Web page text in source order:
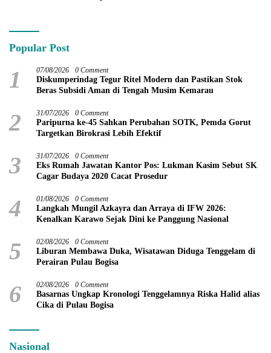
Popular Post
1 07/08/2026 0 Comment
Diskumperindag Tegur Ritel Modern dan Pastikan Stok
Beras Subsidi Aman di Tengah Musim Kemarau
2 31/07/2026 0 Comment
Paripurna ke-45 Sahkan Perubahan SOTK, Pemda Gorut
Targetkan Birokrasi Lebih Efektif
3 31/07/2026 0 Comment
Eks Rumah Jawatan Kantor Pos: Lukman Kasim Sebut SK
Cagar Budaya 2020 Cacat Prosedur
4 01/08/2026 0 Comment
Langkah Mungil Azkayra dan Arraya di IFW 2026:
Kenalkan Karawo Sejak Dini ke Panggung Nasional
5 02/08/2026 0 Comment
Liburan Membawa Duka, Wisatawan Diduga Tenggelam di
Perairan Pulau Bogisa
6 02/08/2026 0 Comment
Basarnas Ungkap Kronologi Tenggelamnya Riska Halid alias
Cika di Pulau Bogisa
Nasional